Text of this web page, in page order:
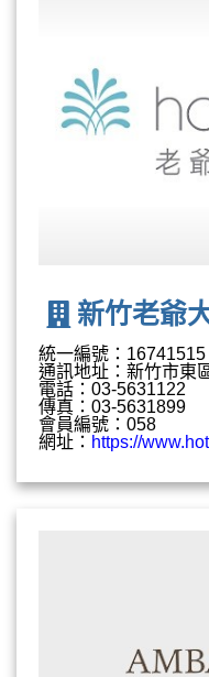
新竹老爺
統一編號：16741515
通訊地址：新竹市東
電話：03-5631122
傳真：03-5631899
會員編號：058
網址： https://